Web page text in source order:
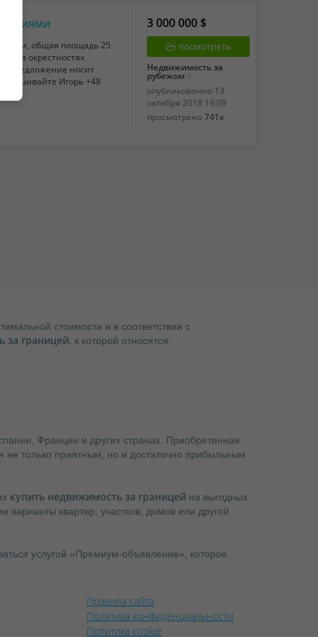
общая площадь 25
в окрестностях
предложение носит
Игорь +48
3 000 000 $
посмотреть
Недвижимость за
рубежом
опубликованно 13
октября 2018 19:09
просмотрено741x
стоимости и в соответствии с
за границей , к которой относятся:
Франции и других странах. Приобретенная
не только приятным, но и достаточно прибыльным
купить недвижимость за границей на выгодных
квартир, участков, домов или другой
услугой «Премиум-объявление», которое
Правила сайта
Политика конфиденциальности
Политика cookie